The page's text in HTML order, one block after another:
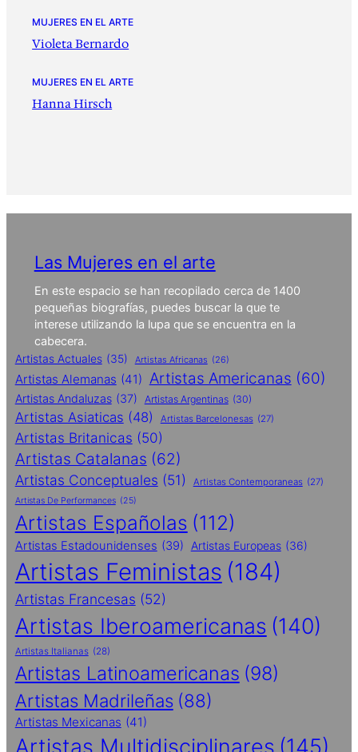
MUJERES EN EL ARTE
Violeta Bernardo
MUJERES EN EL ARTE
Hanna Hirsch
Las Mujeres en el arte
En este espacio se han recopilado cerca de 1400
pequeñas biografías, puedes buscar la que te
interese utilizando la lupa que se encuentra en la
cabecera.
Artistas Actuales (35) Artistas Africanas (26)
Artistas Alemanas (41) Artistas Americanas (60)
Artistas Andaluzas (37) Artistas Argentinas (30)
Artistas Asiaticas (48) Artistas Barcelonesas (27)
Artistas Britanicas (50)
Artistas Catalanas (62)
Artistas Conceptuales (51) Artistas Contemporaneas (27)
Artistas De Performances (25)
Artistas Españolas (112)
Artistas Estadounidenses (39) Artistas Europeas (36)
Artistas Feministas (184)
Artistas Francesas (52)
Artistas Iberoamericanas (140)
Artistas Italianas (28)
Artistas Latinoamericanas (98)
Artistas Madrileñas (88)
Artistas Mexicanas (41)